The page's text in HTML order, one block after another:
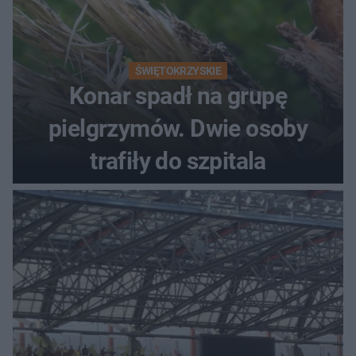
ŚWIĘTOKRZYSKIE
Konar spadł na grupę
pielgrzymów. Dwie osoby
trafiły do szpitala